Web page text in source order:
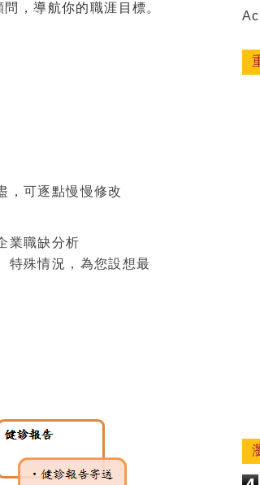
，導航你的職涯目標。
，可逐點慢慢修改
業職缺分析
特殊情況，為您設想最